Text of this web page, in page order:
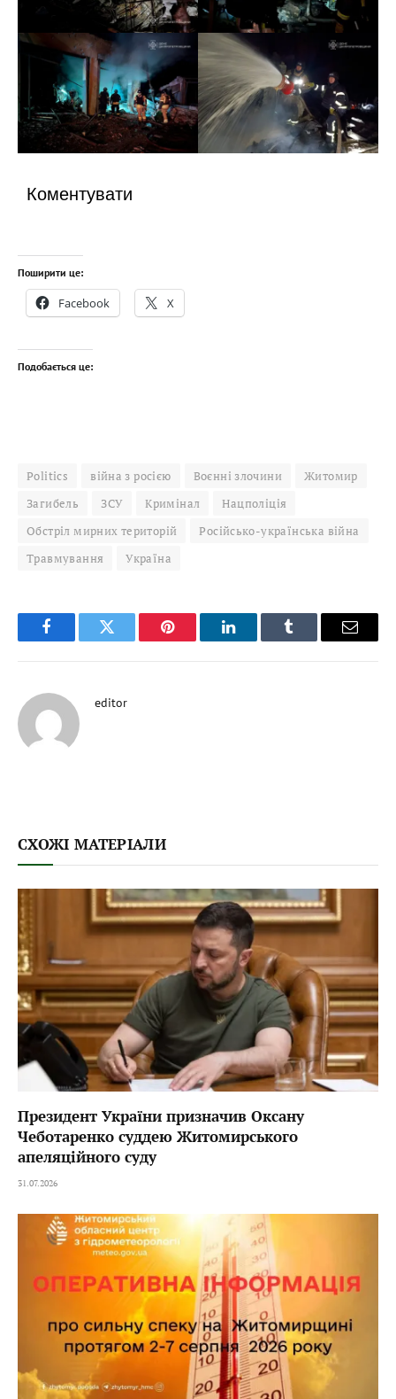
Коментувати
Поширити це:
Facebook X
Подобається це:
Politics війна з росією Воєнні злочини
Житомир
Загибель
ЗСУ Кримінал
Нацполіція
Обстріл мирних територій
Російсько-українська війна
Травмування
Україна
FacebookTwitter Pinterest LinkedInTumblr Email
editor
СХОЖІ МАТЕРІАЛИ
Президент України призначив Оксану
Чеботаренко суддею Житомирського
апеляційного суду
31.07.2026